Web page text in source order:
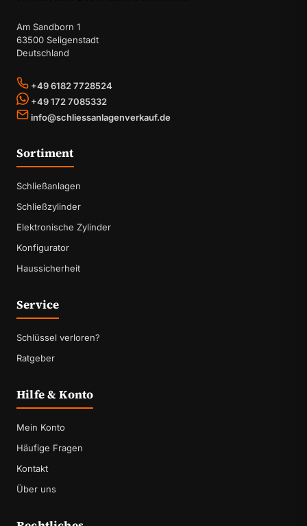
Am Sandborn 1
63500 Seligenstadt
Deutschland
+49 6182 7728524
+49 172 7085332
info@schliessanlagenverkauf.de
Sortiment
Schließanlagen
Schließzylinder
Elektronische Zylinder
Konfigurator
Haussicherheit
Service
Schlüssel verloren?
Ratgeber
Hilfe & Konto
Mein Konto
Häufige Fragen
Kontakt
Über uns